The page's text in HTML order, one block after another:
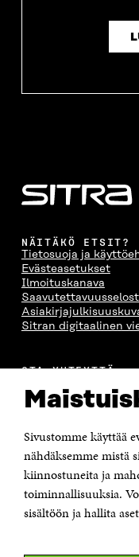
Sivustomme käyttää
nähdäksemme mistä
kiinnostuneita ja
toiminnallisuuksia.
sisältöön ja hallita
NÄITÄKÖ ETSIT?
Tietosuoja ja
Evästeasetukset
Ilmoituskanava
Sitran digitaalinen
OTA YHTEYTTÄ
Itämerenkatu 11-13,
00181 Helsinki
Puhelin +358 294
Sähköpostiosoite
Saapumisohjeet
Y-tunnus 0202132-3